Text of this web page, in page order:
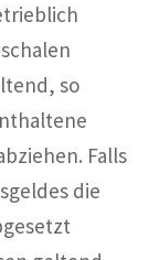
so
Falls
die